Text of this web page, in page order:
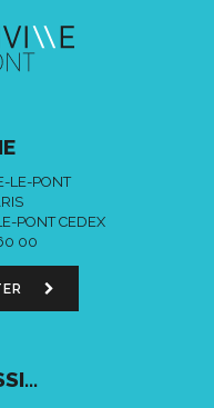
LE-PONT
PONT CEDEX
00